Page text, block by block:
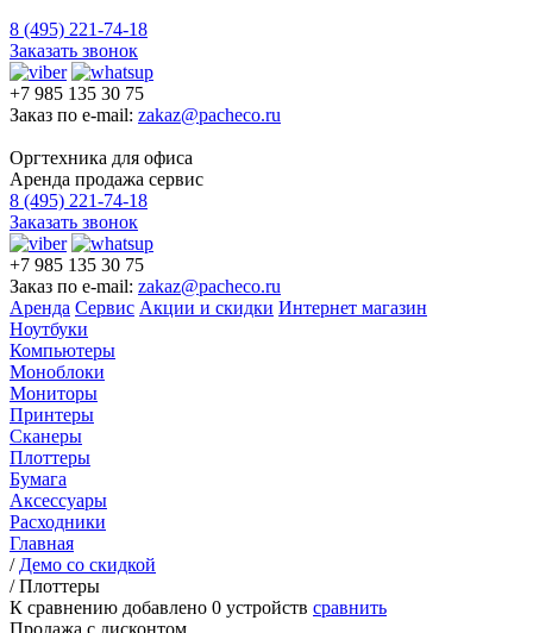
8 (495) 221-74-18
Заказать звонок
+7 985 135 30 75
Заказ по e-mail: zakaz@pacheco.ru
Оргтехника для офиса
Аренда продажа сервис
8 (495) 221-74-18
Заказать звонок
+7 985 135 30 75
Заказ по e-mail: zakaz@pacheco.ru
Аренда Сервис Акции и скидки Интернет магазин
Ноутбуки
Компьютеры
Моноблоки
Мониторы
Принтеры
Сканеры
Плоттеры
Бумага
Аксессуары
Расходники
Главная
/ Демо со скидкой
/Плоттеры
К сравнению добавлено 0 устройств сравнить
Продажа с дисконтом